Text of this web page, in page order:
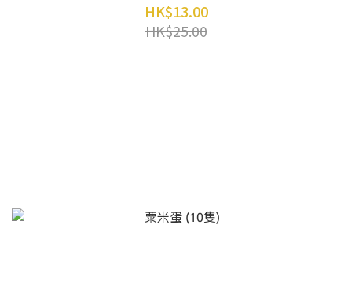
HK$13.00
HK$25.00